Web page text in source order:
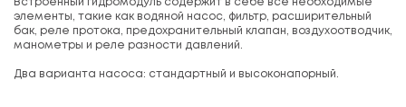
Встроенный гидромодуль содержит в себе все необходимые
элементы, такие как водяной насос, фильтр, расширительный
бак, реле протока, предохранительный клапан, воздухоотводчик,
манометры и реле разности давлений.
Два варианта насоса: стандартный и высоконапорный.